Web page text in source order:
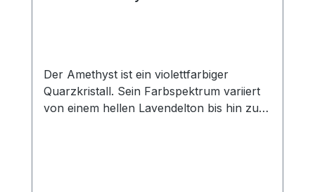
Der Amethyst ist ein violettfarbiger
Quarzkristall. Sein Farbspektrum variiert
von einem hellen Lavendelton bis hin zu